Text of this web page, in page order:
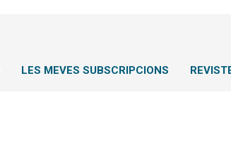
LES MEVES SUBSCRIPCIONS